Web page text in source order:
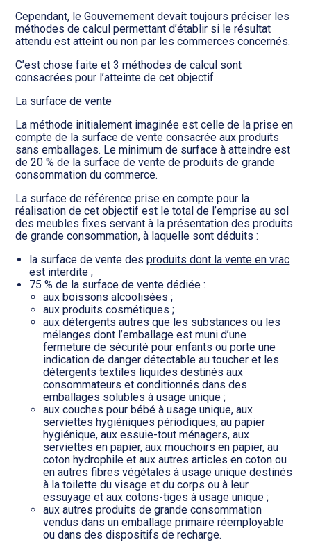
Cependant, le Gouvernement devait toujours préciser les
méthodes de calcul permettant d’établir si le résultat
attendu est atteint ou non par les commerces concernés.
C’est chose faite et 3 méthodes de calcul sont
consacrées pour l’atteinte de cet objectif.
La surface de vente
La méthode initialement imaginée est celle de la prise en
compte de la surface de vente consacrée aux produits
sans emballages. Le minimum de surface à atteindre est
de 20 % de la surface de vente de produits de grande
consommation du commerce.
La surface de référence prise en compte pour la
réalisation de cet objectif est le total de l’emprise au sol
des meubles fixes servant à la présentation des produits
de grande consommation, à laquelle sont déduits :
la surface de vente desproduits dont la vente en vrac
est interdite ;
75 % de la surface de vente dédiée :
aux boissons alcoolisées ;
aux produits cosmétiques ;
aux détergents autres que les substances ou les
mélanges dont l’emballage est muni d’une
fermeture de sécurité pour enfants ou porte une
indication de danger détectable au toucher et les
détergents textiles liquides destinés aux
consommateurs et conditionnés dans des
emballages solubles à usage unique ;
aux couches pour bébé à usage unique, aux
serviettes hygiéniques périodiques, au papier
hygiénique, aux essuie-tout ménagers, aux
serviettes en papier, aux mouchoirs en papier, au
coton hydrophile et aux autres articles en coton ou
en autres fibres végétales à usage unique destinés
à la toilette du visage et du corps ou à leur
essuyage et aux cotons-tiges à usage unique ;
aux autres produits de grande consommation
vendus dans un emballage primaire réemployable
ou dans des dispositifs de recharge.